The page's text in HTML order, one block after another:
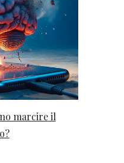
marcireil